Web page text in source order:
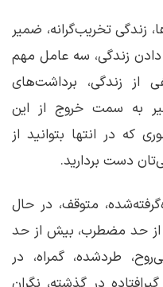
زندگی تخریب‌گرانه، ضمیر
زندگی، سه عامل مهم
از زندگی، برداشت‌های
به سمت خروج از این
در انتها بتوانید از
دست بردارید.
متوقف، در حال
حد مضطرب، بیش از حد
طردشده، گمراه، در